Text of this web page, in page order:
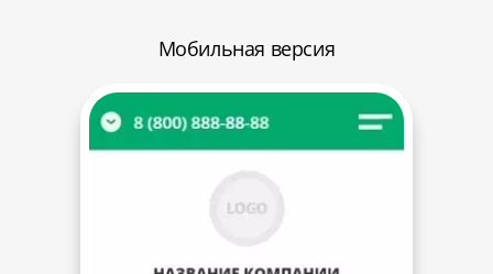
Мобильная версия